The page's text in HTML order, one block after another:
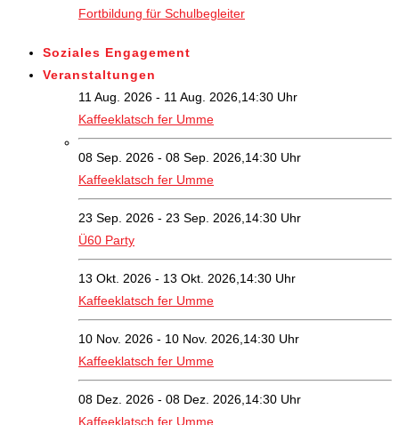
Fortbildung für Schulbegleiter
Soziales Engagement
Veranstaltungen
11 Aug. 2026 - 11 Aug. 2026,14:30 Uhr
Kaffeeklatsch fer Umme
08 Sep. 2026 - 08 Sep. 2026,14:30 Uhr
Kaffeeklatsch fer Umme
23 Sep. 2026 - 23 Sep. 2026,14:30 Uhr
Ü60 Party
13 Okt. 2026 - 13 Okt. 2026,14:30 Uhr
Kaffeeklatsch fer Umme
10 Nov. 2026 - 10 Nov. 2026,14:30 Uhr
Kaffeeklatsch fer Umme
08 Dez. 2026 - 08 Dez. 2026,14:30 Uhr
Kaffeeklatsch fer Umme